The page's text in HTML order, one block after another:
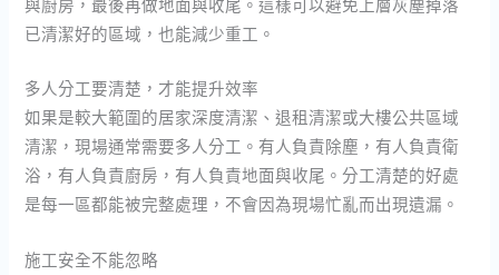
與廚房，最後再做地面與收尾。這樣可以避免上層灰塵掉落
已清潔好的區域，也能減少重工。
多人分工要清楚，才能提升效率
如果是較大範圍的居家深度清潔、退租清潔或大樓公共區域
清潔，現場通常需要多人分工。有人負責除塵，有人負責衛
浴，有人負責廚房，有人負責地面與收尾。分工清楚的好處
是每一區都能被完整處理，不會因為現場忙亂而出現遺漏。
施工安全不能忽略